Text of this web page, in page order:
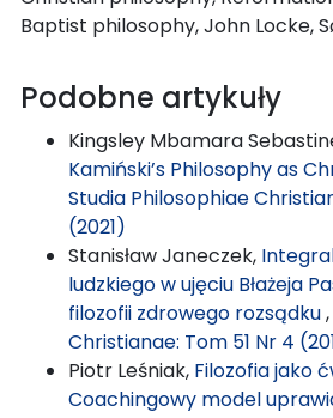
Baptist philosophy, John Locke,
Podobne artykuły
Kingsley Mbamara
Kamiński’s Philosophy as
Studia Philosophiae
(2021)
Stanisław Janeczek,
ludzkiego w ujęciu Błażeja
filozofii zdrowego rozsądku,
Christianae: Tom 51 Nr 4
Piotr Leśniak, Filozofia jako
Coachingowy model